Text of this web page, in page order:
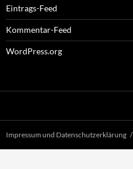
Eintrags-Feed
Kommentar-Feed
WordPress.org
Impressum und Datenschutzerklärung